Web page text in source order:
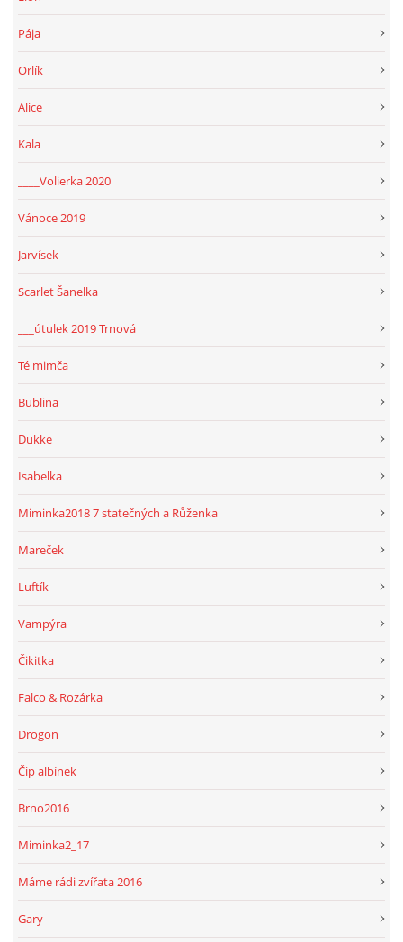
Pája
Orlík
Alice
Kala
____Volierka 2020
Vánoce 2019
Jarvísek
Scarlet Šanelka
___útulek 2019 Trnová
Té mimča
Bublina
Dukke
Isabelka
Miminka2018 7 statečných a Růženka
Mareček
Luftík
Vampýra
Čikitka
Falco & Rozárka
Drogon
Čip albínek
Brno2016
Miminka2_17
Máme rádi zvířata 2016
Gary